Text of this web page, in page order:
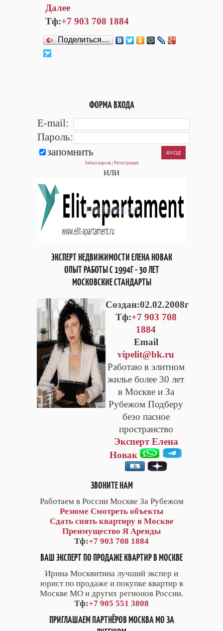
Далее
Тф:+7 903 708 1884
Поделиться…
ФОРМА ВХОДА
E-mail:
Пароль:
запомнить
Забыл пароль Регистрация
или
ЭКСПЕРТ НЕДВИЖИМОСТИ ЕЛЕНА НОВАК
ОПЫТ РАБОТЫ С 1994Г - 30 ЛЕТ
МОСКОВСКИЕ СТАНДАРТЫ
Cоздан:02.02.2008г
Тф:+7 903 708
1884
Email
vipelit@bk.ru
Работаю в элитном
жилье более 30 лет
в Москве и За
Рубежом Подберу
безо пасное
пространство
Эксперт Елена
Новак
ЗВОНИТЕ НАМ
Работаем в России Москве За Рубежом
Резюме Смотреть объекты
Сдать снять квартиру в Москве
Преимущество Я Аренды
Тф:+7 903 708 1884
ВАШ ЭКСПЕРТ ПО ПРОДАЖЕ КВАРТИР В МОСКВЕ
Ирина Москвитина лучший экспер и
юрист по продаже и покупке квартир в
Москве МО и других регионов России.
Тф:+7 905 551 3808
ПРИГЛАШАЕМ ПАРТНЁРОВ МОСКВА МО ЗА